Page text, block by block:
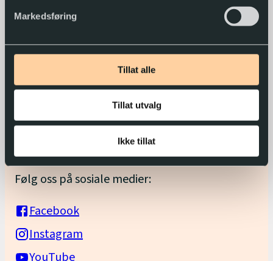
Markedsføring
Tillat alle
Tillat utvalg
Ikke tillat
Organisasjonsnummer: 976 029 100
Snarveier
Hjelp
Bestill informasjonsmateriell
Følg oss på sosiale medier:
Facebook
Instagram
YouTube